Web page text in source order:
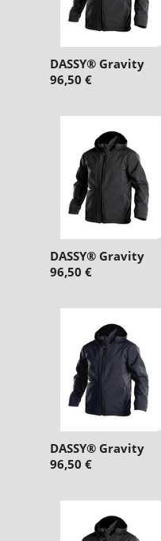
DASSY® Gravity
96,50 €
DASSY® Gravity
96,50 €
DASSY® Gravity
96,50 €